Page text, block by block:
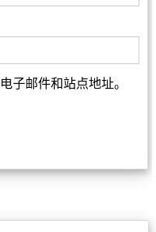
子邮件和站点地址。